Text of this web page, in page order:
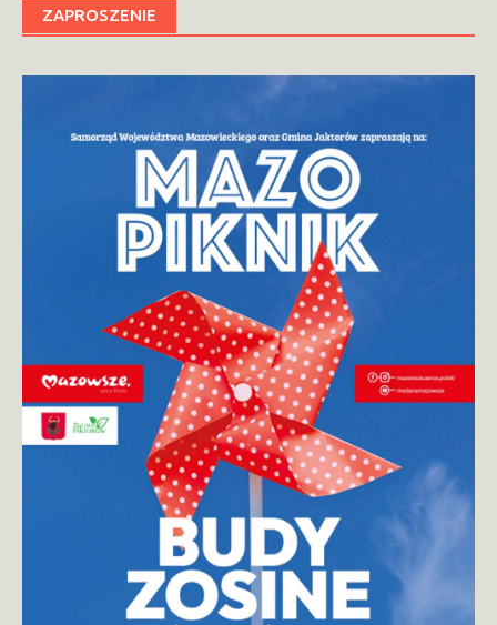
ZAPROSZENIE